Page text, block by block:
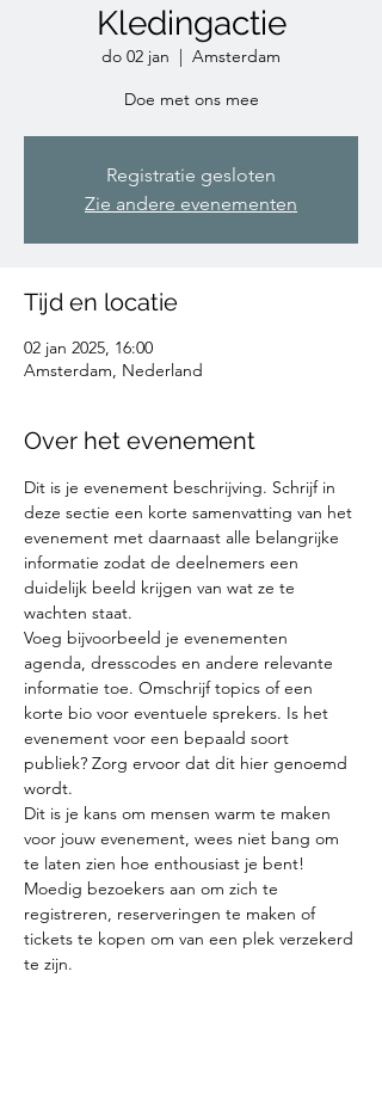
Kledingactie
do 02 jan
  |
Amsterdam
Doe met ons mee
Registratie gesloten
Zie andere evenementen
Tijd en locatie
02 jan 2025, 16:00
Amsterdam, Nederland
Over het evenement
Dit is je evenement beschrijving. Schrijf in
deze sectie een korte samenvatting van het
evenement met daarnaast alle belangrijke
informatie zodat de deelnemers een
duidelijk beeld krijgen van wat ze te
Voeg bijvoorbeeld je evenementen
agenda, dresscodes en andere relevante
informatie toe. Omschrijf topics of een
korte bio voor eventuele sprekers. Is het
evenement voor een bepaald soort
publiek? Zorg ervoor dat dit hier genoemd
Dit is je kans om mensen warm te maken
voor jouw evenement, wees niet bang om
te laten zien hoe enthousiast je bent!
Moedig bezoekers aan om zich te
registreren, reserveringen te maken of
tickets te kopen om van een plek verzekerd